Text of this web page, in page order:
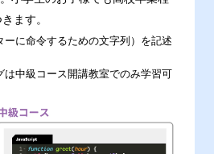
ます。
に命令するための文字列）を記述
中級コース開講教室でのみ学習可